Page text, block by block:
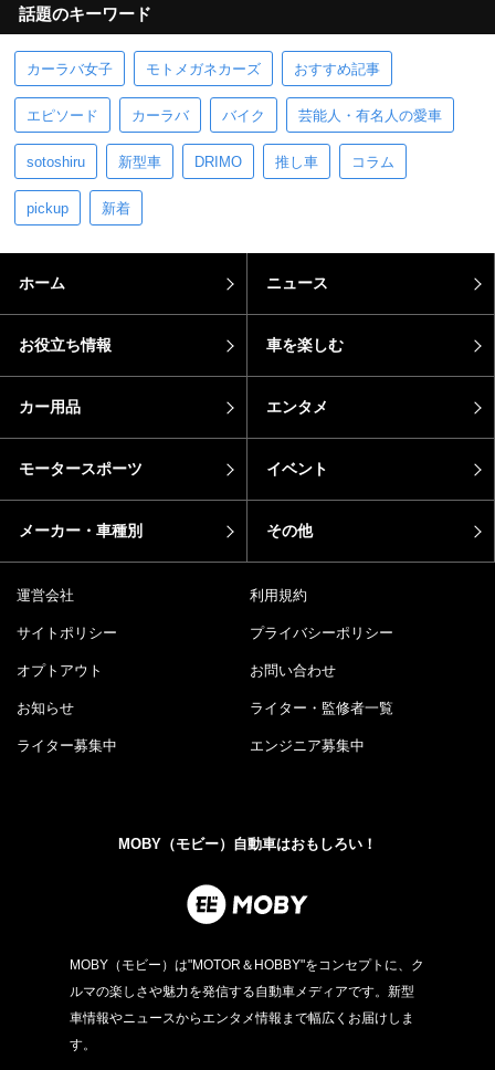
話題のキーワード
カーラバ女子 モトメガネカーズ おすすめ記事
エピソード カーラバ バイク 芸能人・有名人の愛車
sotoshiru 新型車 DRIMO 推し車 コラム
pickup 新着
ホーム ニュース
お役立ち情報 車を楽しむ
カー用品 エンタメ
モータースポーツ イベント
メーカー・車種別 その他
運営会社 利用規約
サイトポリシー プライバシーポリシー
オプトアウト お問い合わせ
お知らせ ライター・監修者一覧
ライター募集中 エンジニア募集中
MOBY（モビー）自動車はおもしろい！
MOBY（モビー）は"MOTOR＆HOBBY"をコンセプトに、ク
ルマの楽しさや魅力を発信する自動車メディアです。新型
車情報やニュースからエンタメ情報まで幅広くお届けしま
す。